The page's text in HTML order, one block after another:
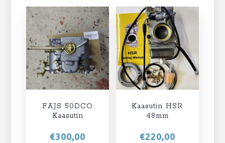
FAJS 50DCO
Kaasutin
€300,00
Kaasutin HSR
48mm
€220,00